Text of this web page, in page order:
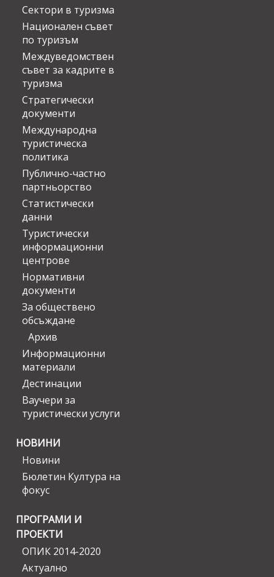
Сектори в туризма
Национален съвет
по туризъм
Междуведомствен
съвет за кадрите в
туризма
Стратегически
документи
Международна
туристическа
политика
Публично-частно
партньорство
Статистически
данни
Туристически
информационни
центрове
Нормативни
документи
За обществено
обсъждане
Архив
Информационни
материали
Дестинации
Ваучери за
туристически услуги
НОВИНИ
Новини
Бюлетин Култура на
фокус
ПРОГРАМИ И
ПРОЕКТИ
ОПИК 2014-2020
Актуално